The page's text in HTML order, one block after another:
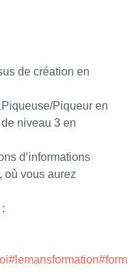
de création en
Piqueuse/Piqueur en
niveau 3 en
d’informations
où vous aurez
#lemansformation